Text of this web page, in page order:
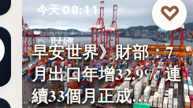
文字
今天 08:11
財經
32.9%
早安世界》財部：7
月出口年增32.9% 連
續33個月正成…
♡